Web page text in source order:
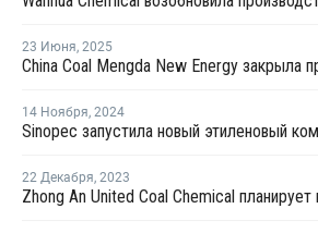
23 Июня, 2025
14 Ноября, 2024
22 Декабря, 2023